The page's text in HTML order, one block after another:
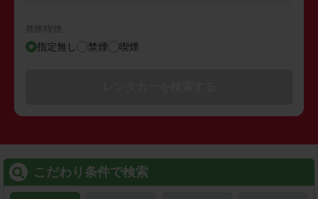
禁煙/喫煙
指定無し 禁煙 喫煙
こだわり条件で検索